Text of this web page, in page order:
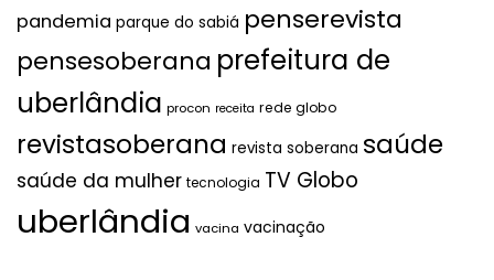
pandemia parque do sabiá penserevista
pensesoberana prefeitura de
uberlândia procon receita rede globo
revistasoberana revista soberana saúde
saúde da mulher tecnologia TV Globo
uberlândia vacina vacinação